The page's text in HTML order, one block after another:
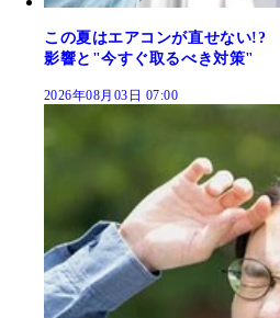
この夏はエアコンが直せない!?
影響と"今すぐ取るべき対策"
2026年08月03日 07:00